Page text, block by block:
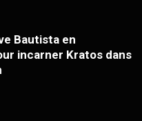
Bautista en
incarner Kratos dans